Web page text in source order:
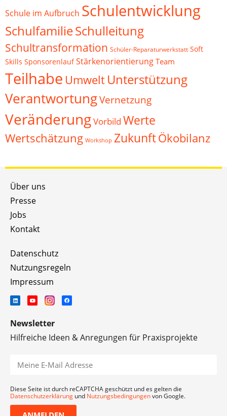
Schule im Aufbruch Schulentwicklung
SchulfamilieSchulleitung
Schultransformation Schüler-Reparaturwerkstatt Soft
Skills Sponsorenlauf Stärkenorientierung Team
Teilhabe Umwelt Unterstützung
VerantwortungVernetzung
VeränderungVorbild Werte
Wertschätzung Workshop ZukunftÖkobilanz
Über uns
Presse
Jobs
Kontakt
Datenschutz
Nutzungsregeln
Impressum
Newsletter
Hilfreiche Ideen & Anregungen für Praxisprojekte
Diese Seite ist durch reCAPTCHA geschützt und es gelten die
Datenschutzerklärung und Nutzungsbedingungenvon Google.